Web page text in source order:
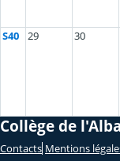
S40 29 30
Collège de
Contacts Mentions